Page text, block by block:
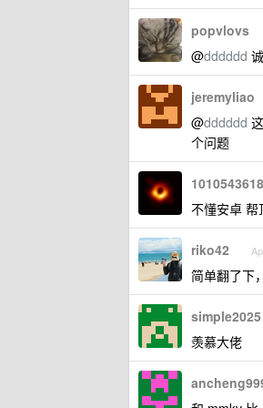
popvlovs
@dddddd
jeremyliao
@dddddd
个问题
1010543618
不懂安卓 帮
riko42
简单翻了下
simple2025
羡慕大佬